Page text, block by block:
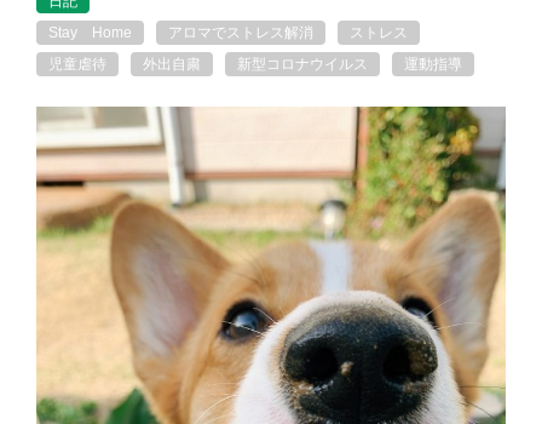
Stay Home
アロマでストレス解消
ストレス
児童虐待
外出自粛 新型コロナウイルス 運動指導